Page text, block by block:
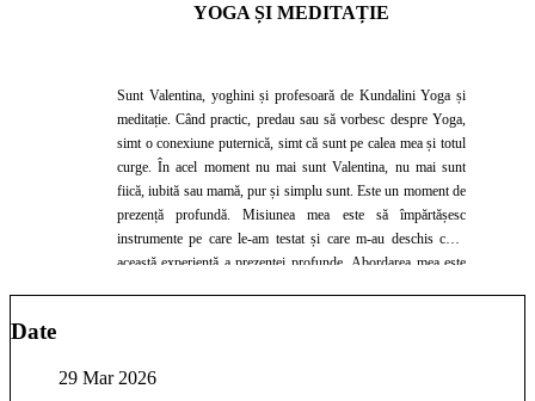
YOGA ȘI MEDITAȚIE
Sunt Valentina, yoghini și profesoară de Kundalini Yoga și
meditație. Când practic, predau sau să vorbesc despre Yoga,
simt o conexiune puternică, simt că sunt pe calea mea și totul
curge. În acel moment nu mai sunt Valentina, nu mai sunt
fiică, iubită sau mamă, pur și simplu sunt. Este un moment de
prezență profundă. Misiunea mea este să împărtășesc
instrumente pe care le-am testat și care m-au deschis către
această experiență a prezenței profunde. Abordarea mea este
conștiinței tale și lumina pe care o aduci în această existență.
Date
29 Mar 2026